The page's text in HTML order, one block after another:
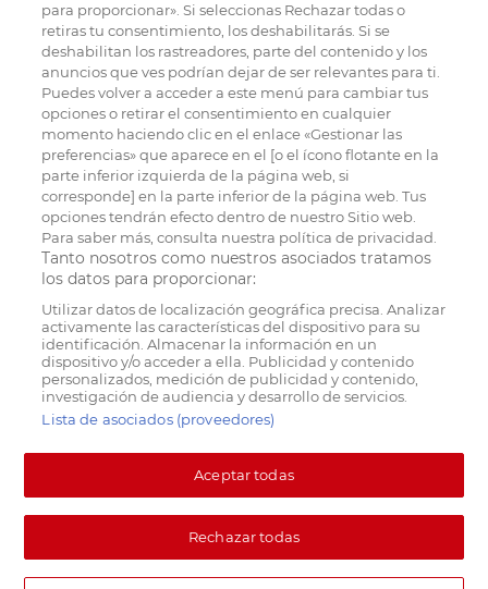
para proporcionar». Si seleccionas Rechazar todas o
retiras tu consentimiento, los deshabilitarás. Si se
deshabilitan los rastreadores, parte del contenido y los
anuncios que ves podrían dejar de ser relevantes para ti.
Puedes volver a acceder a este menú para cambiar tus
opciones o retirar el consentimiento en cualquier
momento haciendo clic en el enlace «Gestionar las
preferencias» que aparece en el [o el ícono flotante en la
parte inferior izquierda de la página web, si
corresponde] en la parte inferior de la página web. Tus
opciones tendrán efecto dentro de nuestro Sitio web.
Para saber más, consulta nuestra política de privacidad.
Tanto nosotros como nuestros asociados tratamos
los datos para proporcionar:
Utilizar datos de localización geográfica precisa. Analizar
activamente las características del dispositivo para su
identificación. Almacenar la información en un
dispositivo y/o acceder a ella. Publicidad y contenido
personalizados, medición de publicidad y contenido,
investigación de audiencia y desarrollo de servicios.
Lista de asociados (proveedores)
Aceptar todas
Rechazar todas